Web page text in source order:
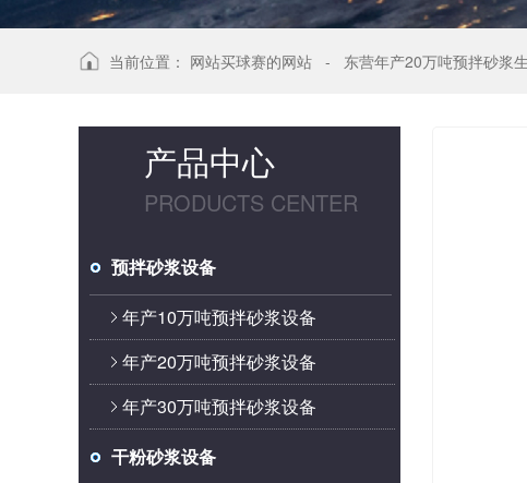
当前位置： 网站买球赛的网站 - 东营年产20万吨预拌砂浆
产品中心
PRODUCTS CENTER
预拌砂浆设备
年产10万吨预拌砂浆设备
年产20万吨预拌砂浆设备
年产30万吨预拌砂浆设备
干粉砂浆设备